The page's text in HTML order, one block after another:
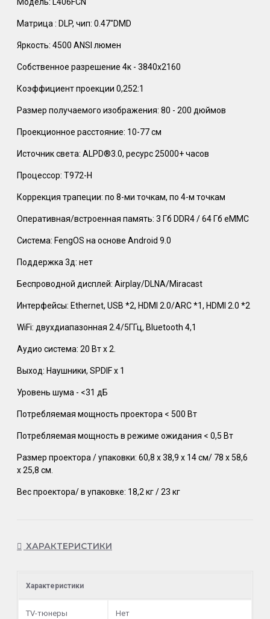
Матрица : DLP, чип: 0.47"DMD
Яркость: 4500 ANSI люмен
Собственное разрешение 4к - 3840x2160
Коэффициент проекции 0,252:1
Размер получаемого изображения: 80 - 200 дюймов
Проекционное расстояние: 10-77 см
Источник света: ALPD®3.0, ресурс 25000+ часов
Процессор: T972-H
Коррекция трапеции: по 8-ми точкам, по 4-м точкам
Оперативная/встроенная память: 3 Гб DDR4 / 64 Гб eMMC
Система: FengOS на основе Android 9.0
Поддержка 3д: нет
Беспроводной дисплей: Airplay/DLNA/Miracast
Интерфейсы: Ethernet, USB *2, HDMI 2.0/ARC *1, HDMI 2.0 *2
WiFi: двухдиапазонная 2.4/5ГГц, Bluetooth 4,1
Аудио система: 20 Вт x 2.
Выход: Наушники, SPDIF x 1
Уровень шума - <31 дБ
Потребляемая мощность проектора < 500 Вт
Потребляемая мощность в режиме ожидания < 0,5 Вт
Размер проектора / упаковки: 60,8 x 38,9 x 14 см/ 78 х 58,6
х 25,8 см.
Вес проектора/ в упаковке: 18,2 кг / 23 кг
ХАРАКТЕРИСТИКИ
Характеристики
TV-тюнеры Нет